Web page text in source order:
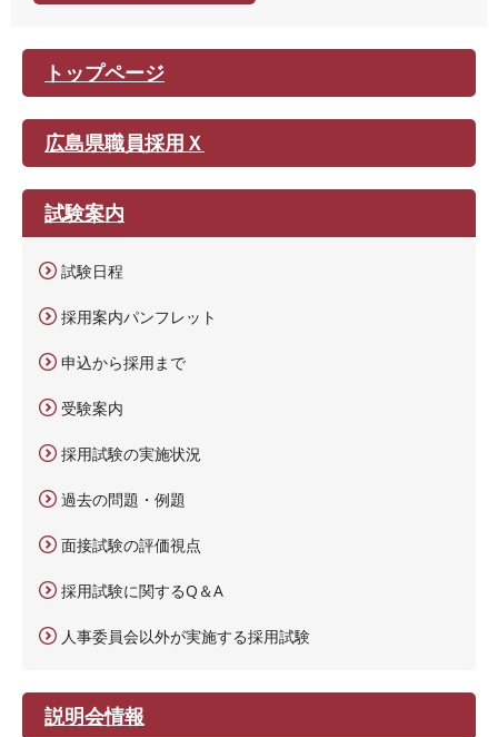
トップページ
広島県職員採用Ｘ
試験案内
試験日程
採用案内パンフレット
申込から採用まで
受験案内
採用試験の実施状況
過去の問題・例題
面接試験の評価視点
採用試験に関するQ＆A
人事委員会以外が実施する採用試験
説明会情報